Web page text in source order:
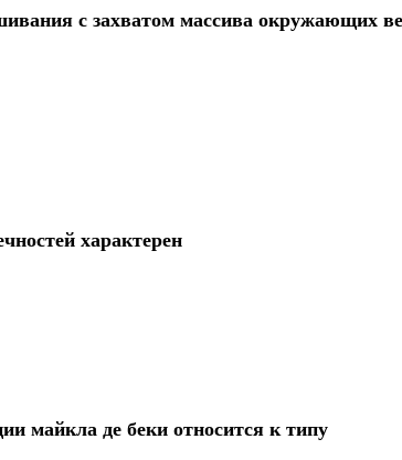
с захватом массива окружающих
характерен
майкла де беки относится к типу